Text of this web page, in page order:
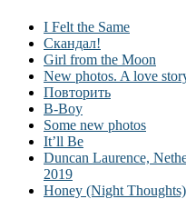
I Felt the Same
Скандал!
Girl from the Moon
New photos. A love
Повторить
B-Boy
Some new photos
It’ll Be
Duncan Laurence,
2019
Honey (Night Thoughts)